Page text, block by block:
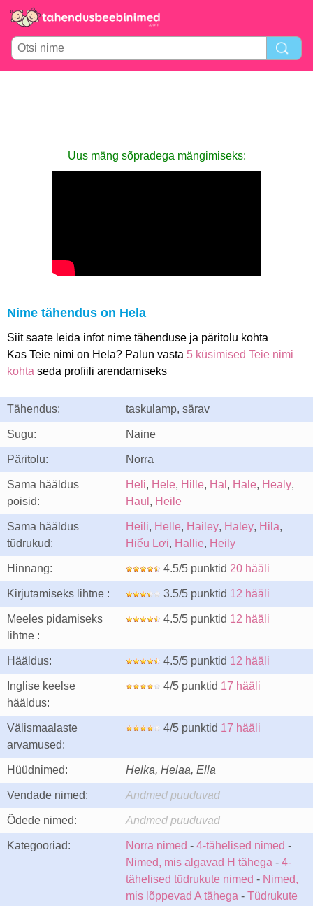
Uus mäng sõpradega mängimiseks:
Nime tähendus on Hela
Siit saate leida infot nime tähenduse ja päritolu kohta
Kas Teie nimi on Hela? Palun vasta 5 küsimised Teie nimi
kohta seda profiili arendamiseks
Tähendus: taskulamp, särav
Sugu: Naine
Päritolu: Norra
Sama hääldus
poisid:
Heli, Hele, Hille, Hal , Hale, Healy,
Haul , Heile
Sama hääldus
tüdrukud:
Heili, Helle, Hailey, Haley, Hila,
Hiểu Lợi, Hallie, Heily
Hinnang: 4.5/5 punktid 20 hääli
Kirjutamiseks lihtne : 3.5/5 punktid 12 hääli
Meeles pidamiseks
lihtne :
4.5/5 punktid 12 hääli
Hääldus: 4.5/5 punktid 12 hääli
Inglise keelse
hääldus:
4/5 punktid 17 hääli
Välismaalaste
arvamused:
4/5 punktid 17 hääli
Hüüdnimed: Helka, Helaa, Ella
Vendade nimed: Andmed puuduvad
Õdede nimed: Andmed puuduvad
Kategooriad: Norra nimed - 4-tähelised nimed -
Nimed, mis algavad H tähega - 4-
tähelised tüdrukute nimed - Nimed,
mis lõppevad A tähega - Tüdrukute